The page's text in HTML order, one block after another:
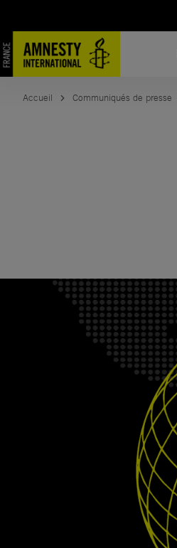
contenu
Accueil Communiqués de presse